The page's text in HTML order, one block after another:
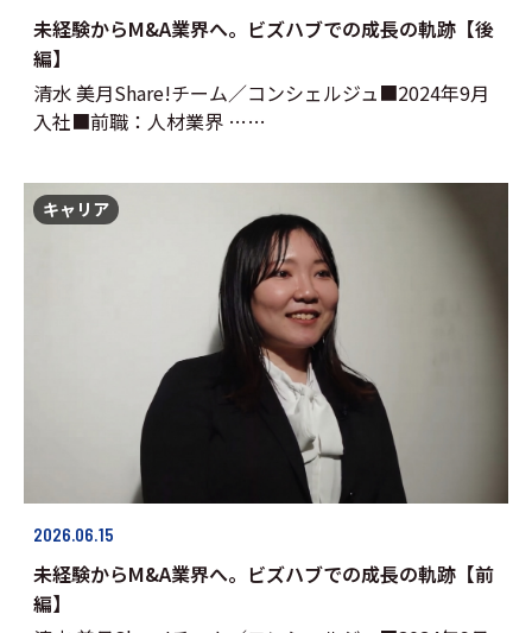
未経験からM&A業界へ。ビズハブでの成長の軌跡【後
編】
清水 美月Share!チーム／コンシェルジュ■2024年9月
入社■前職：人材業界 ……
2026.06.15
未経験からM&A業界へ。ビズハブでの成長の軌跡【前
編】
キャリア